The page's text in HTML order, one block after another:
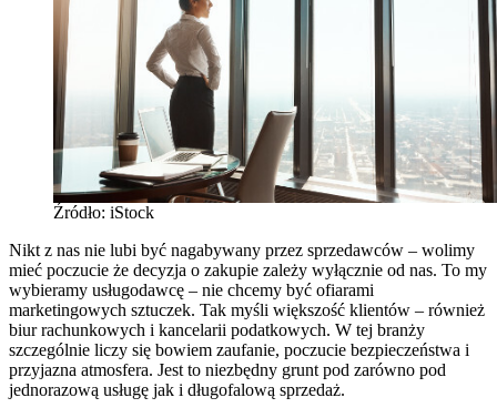
Źródło: iStock
Nikt z nas nie lubi być nagabywany przez sprzedawców – wolimy
mieć poczucie że decyzja o zakupie zależy wyłącznie od nas. To my
wybieramy usługodawcę – nie chcemy być ofiarami
marketingowych sztuczek. Tak myśli większość klientów – również
biur rachunkowych i kancelarii podatkowych. W tej branży
szczególnie liczy się bowiem zaufanie, poczucie bezpieczeństwa i
przyjazna atmosfera. Jest to niezbędny grunt pod zarówno pod
jednorazową usługę jak i długofalową sprzedaż.